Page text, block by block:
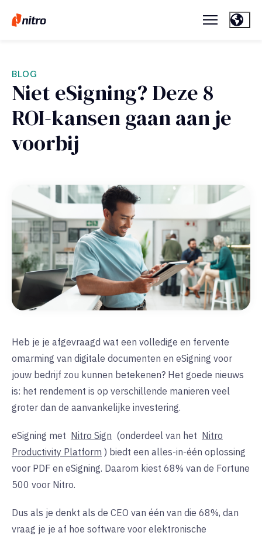
BLOG
Niet eSigning? Deze 8
ROI-kansen gaan aan je
voorbij
Heb je je afgevraagd wat een volledige en fervente
omarming van digitale documenten en eSigning voor
jouw bedrijf zou kunnen betekenen? Het goede nieuws
is: het rendement is op verschillende manieren veel
groter dan de aanvankelijke investering.
eSigning met Nitro Sign (onderdeel van het Nitro
Productivity Platform ) biedt een alles-in-één oplossing
voor PDF en eSigning. Daarom kiest 68% van de Fortune
500 voor Nitro.
Dus als je denkt als de CEO van één van die 68%, dan
vraag je je af hoe software voor elektronische